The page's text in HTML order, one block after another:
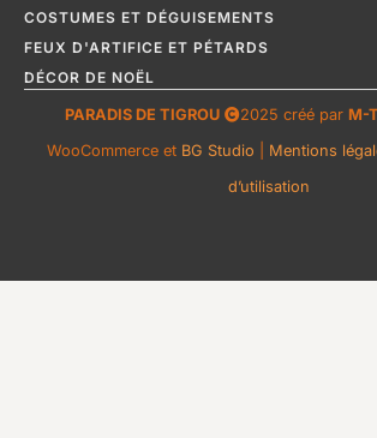
COSTUMES ET DÉGUISEMENTS
FEUX D'ARTIFICE ET PÉTARDS
DÉCOR DE NOËL
PARADIS DE TIGROU 2025 créé par M-
WooCommerce et BG Studio
Mentions
d’utilisation